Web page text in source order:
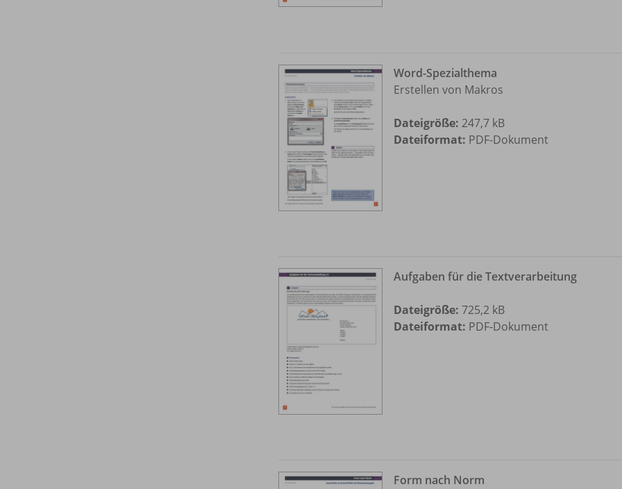
Word-Spezialthema
Erstellen von Makros
Dateigröße: 247,7 kB
Dateiformat: PDF-Dokument
Aufgaben für die Textverarbeitung
Dateigröße: 725,2 kB
Dateiformat: PDF-Dokument
Form nach Norm